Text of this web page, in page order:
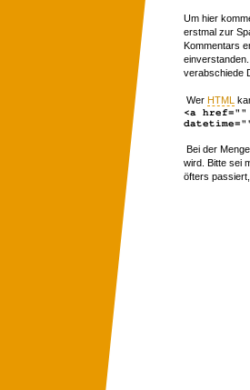
Um hier
erstmal zur
Kommentars
verabschiede
Wer HTML
<a
Bei der
wird. Bitte sei
öfters